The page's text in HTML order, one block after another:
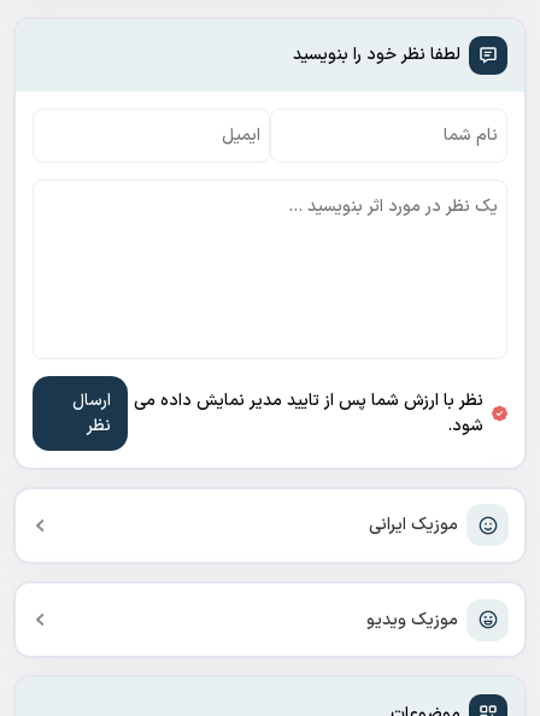
موزیک ایرانی
موزیک ویدیو
لطفا نظر خود را بنویسید
نظر با ارزش شما پس از تایید مدیر نمایش داده می
شود.